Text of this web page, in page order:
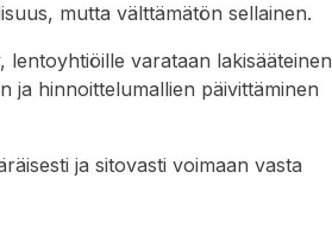
mutta välttämätön sellainen.
varataan lakisääteinen
ja hinnoittelumallien päivittäminen
ja sitovasti voimaan vasta